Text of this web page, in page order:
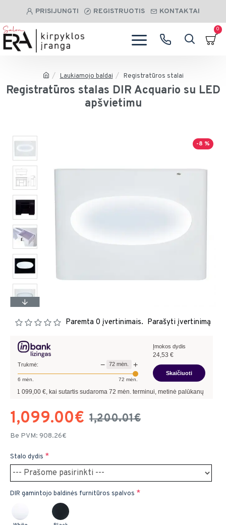
PRISIJUNGTI REGISTRUOTIS KONTAKTAI
0
Laukiamojo baldai Registratūros stalai
Registratūros stalas DIR Acquario su LED
apšvietimu
-8 %
Paremta 0 įvertinimais. Parašyti įvertinimą
1,099.00€ 1,200.01€
Be PVM: 908.26€
Stalo dydis
DIR gamintojo baldinės furnitūros spalvos
Trukmė: − 72 mėn. +
6 mėn. 72 mėn.
Įmokos dydis
24,53 €
Skaičiuoti
€, kai sutartis sudaroma72mėn. terminui, metinė palūkanų norma –9,90